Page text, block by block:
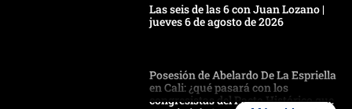
Las seis de las 6 con Juan Lozano |
jueves 6 de agosto de 2026
Posesión de Abelardo De La Espriella
en Cali: ¿qué pasará con los
congresistas del Pacto Histórico que